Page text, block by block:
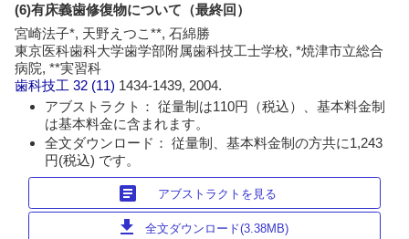
(6)有床義歯修復物について（最終回）
宮崎法子*, 天野えつこ**, 石綿勝
東京医科歯科大学歯学部附属歯科技工士学校, *焼津市立総合
病院, **実習科
歯科技工 32 (11) 1434-1439, 2004.
アブストラクト： 従量制は110円（税込）、基本料金制
は基本料金に含まれます。
全文ダウンロード： 従量制、基本料金制の方共に1,243
円(税込) です。
article アブストラクトを見る
download 全文ダウンロード(3.38MB)